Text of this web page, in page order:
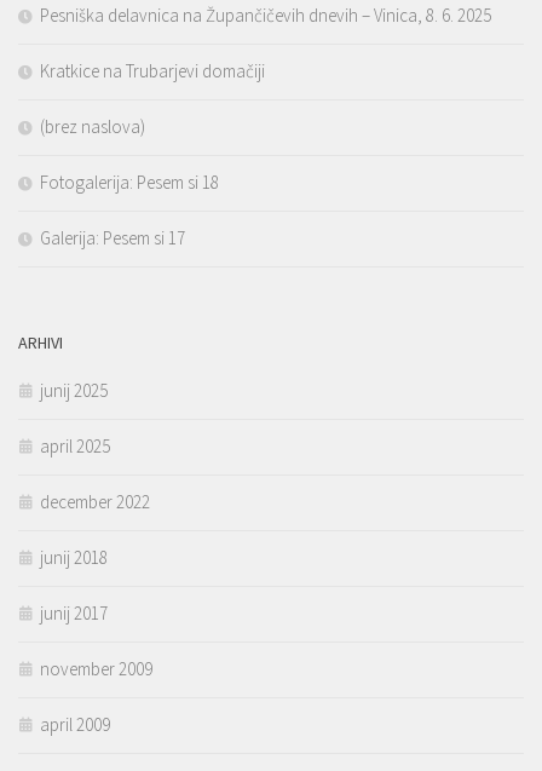
Pesniška delavnica na Župančičevih dnevih – Vinica, 8. 6. 2025
Kratkice na Trubarjevi domačiji
(brez naslova)
Fotogalerija: Pesem si 18
Galerija: Pesem si 17
ARHIVI
junij 2025
april 2025
december 2022
junij 2018
junij 2017
november 2009
april 2009